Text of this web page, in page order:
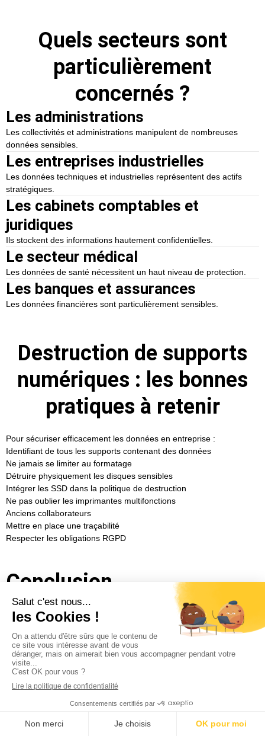
Quels secteurs sont
particulièrement
concernés ?
Les administrations
Les collectivités et administrations manipulent de nombreuses
données sensibles.
Les entreprises industrielles
Les données techniques et industrielles représentent des actifs
stratégiques.
Les cabinets comptables et
juridiques
Ils stockent des informations hautement confidentielles.
Le secteur médical
Les données de santé nécessitent un haut niveau de protection.
Les banques et assurances
Les données financières sont particulièrement sensibles.
Destruction de supports
numériques : les bonnes
pratiques à retenir
Pour sécuriser efficacement les données en entreprise :
Identifiant de tous les supports contenant des données
Ne jamais se limiter au formatage
Détruire physiquement les disques sensibles
Intégrer les SSD dans la politique de destruction
Ne pas oublier les imprimantes multifonctions
Anciens collaborateurs
Mettre en place une traçabilité
Respecter les obligations RGPD
Conclusion
La protection des données ne s'arrête pas à la cybersécurité
logicielle.
Chaque ordinateur, SSD, disque dur, smartphone ou imprimante
multifonction peut devenir une source de fuite d'informations si les
supports ne sont pas détruits correctement.
Avec la montée des cybermenaces et le renforcement des
obligations réglementaires, la destruction physique des supports
numériques devient une étape incontournable pour les entreprises.
Investir dans une solution professionnelle de destruction de
Sécuriser les données sensibles
9.3/10